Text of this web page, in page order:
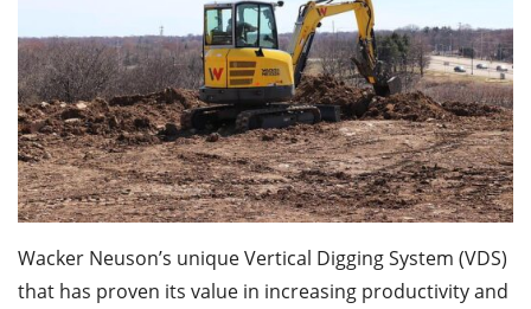
Wacker Neuson’s unique Vertical Digging System (VDS)
that has proven its value in increasing productivity and